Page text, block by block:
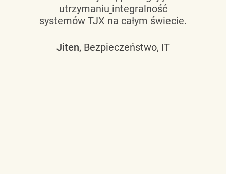
utrzymaniu integralność
systemów TJX na całym świecie.
Jiten, Bezpieczeństwo, IT